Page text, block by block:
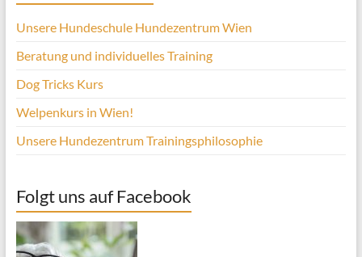
Unsere Hundeschule Hundezentrum Wien
Beratung und individuelles Training
Dog Tricks Kurs
Welpenkurs in Wien!
Unsere Hundezentrum Trainingsphilosophie
Folgt uns auf Facebook